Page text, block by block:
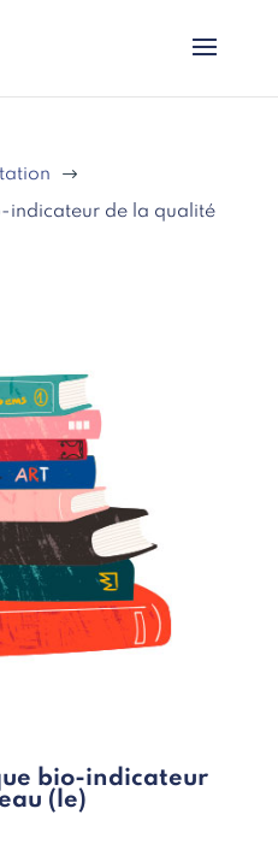
$
indicateur de la qualité
bio-indicateur
(le)